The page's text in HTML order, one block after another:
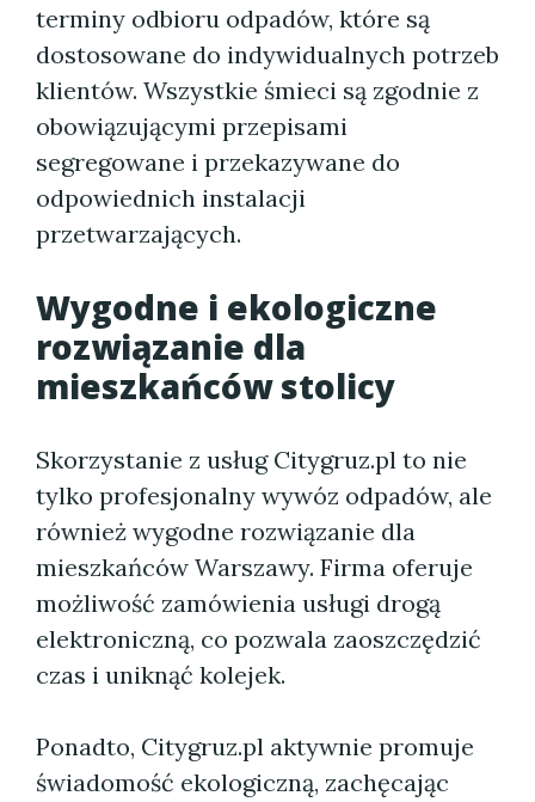
terminy odbioru odpadów, które są
dostosowane do indywidualnych potrzeb
klientów. Wszystkie śmieci są zgodnie z
obowiązującymi przepisami
segregowane i przekazywane do
odpowiednich instalacji
przetwarzających.
Wygodne i ekologiczne
rozwiązanie dla
mieszkańców stolicy
Skorzystanie z usług Citygruz.pl to nie
tylko profesjonalny wywóz odpadów, ale
również wygodne rozwiązanie dla
mieszkańców Warszawy. Firma oferuje
możliwość zamówienia usługi drogą
elektroniczną, co pozwala zaoszczędzić
czas i uniknąć kolejek.
Ponadto, Citygruz.pl aktywnie promuje
świadomość ekologiczną, zachęcając